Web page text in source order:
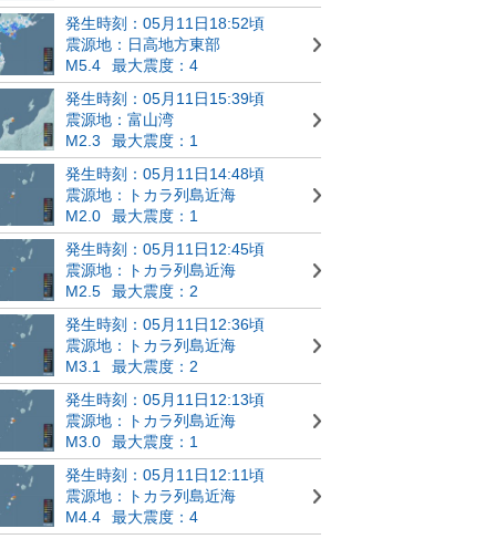
発生時刻：05月11日18:52頃
震源地：日高地方東部
M5.4
最大震度：4
発生時刻：05月11日15:39頃
震源地：富山湾
M2.3
最大震度：1
発生時刻：05月11日14:48頃
震源地：トカラ列島近海
M2.0
最大震度：1
発生時刻：05月11日12:45頃
震源地：トカラ列島近海
M2.5
最大震度：2
発生時刻：05月11日12:36頃
震源地：トカラ列島近海
M3.1
最大震度：2
発生時刻：05月11日12:13頃
震源地：トカラ列島近海
M3.0
最大震度：1
発生時刻：05月11日12:11頃
震源地：トカラ列島近海
M4.4
最大震度：4